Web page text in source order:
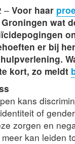
– Voor haar
wat
er bij
kort, zo meldt
kans
of
zorgen en
kan leiden